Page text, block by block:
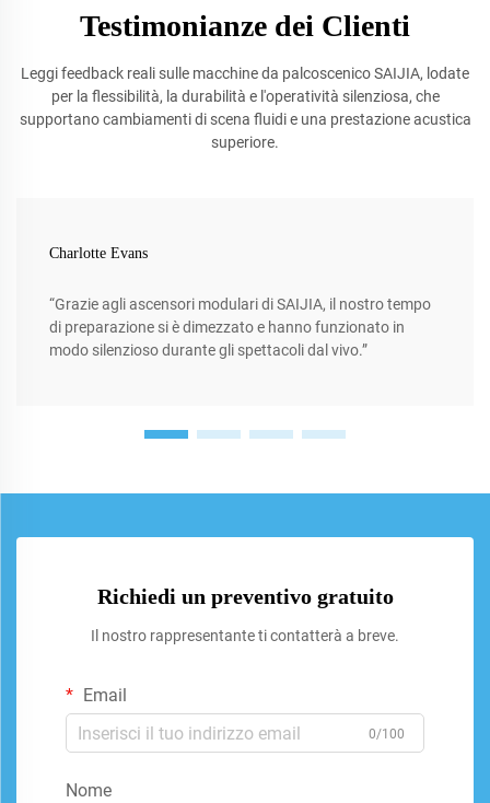
Testimonianze dei Clienti
Leggi feedback reali sulle macchine da palcoscenico SAIJIA, lodate
per la flessibilità, la durabilità e l'operatività silenziosa, che
supportano cambiamenti di scena fluidi e una prestazione acustica
superiore.
Charlotte Evans
“Grazie agli ascensori modulari di SAIJIA, il nostro tempo
di preparazione si è dimezzato e hanno funzionato in
modo silenzioso durante gli spettacoli dal vivo.”
Richiedi un preventivo gratuito
Il nostro rappresentante ti contatterà a breve.
Email
0/100
Nome